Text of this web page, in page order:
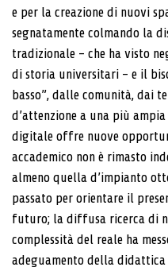
e per la creazione di nuovi
segnatamente colmando la
tradizionale – che ha visto
di storia universitari – e il
basso”, dalle comunità, dai
d’attenzione a una più
digitale offre nuove
accademico non è rimasto
almeno quella d’impianto
passato per orientare il
futuro; la diffusa ricerca di
complessità del reale ha
adeguamento della didattica